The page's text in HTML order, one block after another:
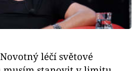
léčí světové